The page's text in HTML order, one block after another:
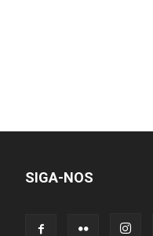
SIGA-NOS